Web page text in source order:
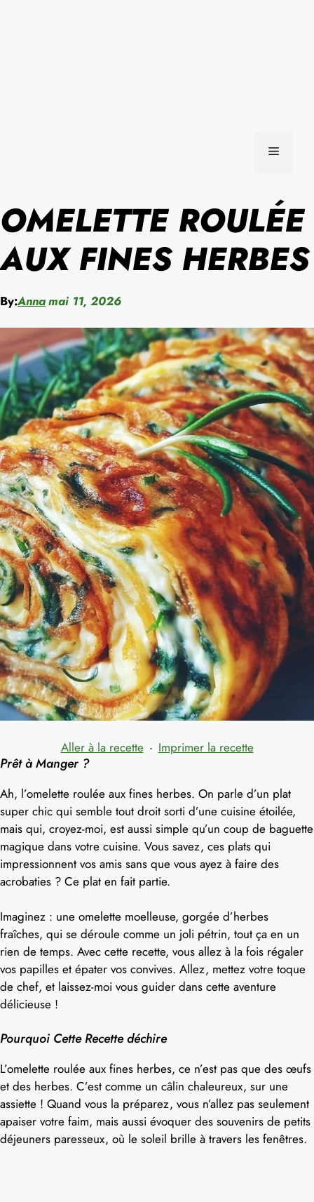
MENU
OMELETTE ROULÉE
AUX FINES HERBES
By:Annamai 11, 2026
Aller à la recette · Imprimer la recette
Prêt à Manger ?
Ah, l’omelette roulée aux fines herbes. On parle d’un plat
super chic qui semble tout droit sorti d’une cuisine étoilée,
mais qui, croyez-moi, est aussi simple qu’un coup de baguette
magique dans votre cuisine. Vous savez, ces plats qui
impressionnent vos amis sans que vous ayez à faire des
acrobaties ? Ce plat en fait partie.
Imaginez : une omelette moelleuse, gorgée d’herbes
fraîches, qui se déroule comme un joli pétrin, tout ça en un
rien de temps. Avec cette recette, vous allez à la fois régaler
vos papilles et épater vos convives. Allez, mettez votre toque
de chef, et laissez-moi vous guider dans cette aventure
délicieuse !
Pourquoi Cette Recette déchire
L’omelette roulée aux fines herbes, ce n’est pas que des œufs
et des herbes. C’est comme un câlin chaleureux, sur une
assiette ! Quand vous la préparez, vous n’allez pas seulement
apaiser votre faim, mais aussi évoquer des souvenirs de petits
déjeuners paresseux, où le soleil brille à travers les fenêtres.